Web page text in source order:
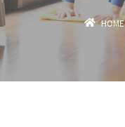
HOME